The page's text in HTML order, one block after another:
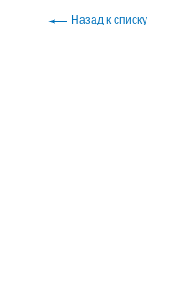
Назад к списку